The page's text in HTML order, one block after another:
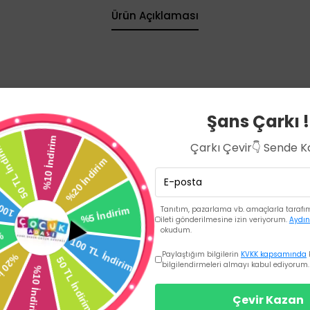
Ürün Açıklaması
içirerek kolay bir şekilde beslenmelerini sağlar.
emzik ucu kolay adaptasyonu sağlar ve rahat bir beslenme
sağlayan akış çizgileri ile bebeğe kesintisiz beslenme sağlar
Şans Çarkı
Çarkı Çevir👇 Sende
Tanıtım, pazarlama vb. amaçlarla
ileti gönderilmesine izin veriyorum.
okudum.
Paylaştığım bilgilerin KVKK kapsamında
bilgilendirmeleri almayı kabul ediyorum.
Çevir Kazan